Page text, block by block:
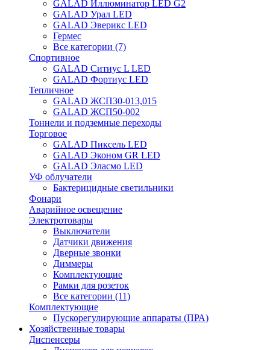
GALAD Иллюминатор LED G2
GALAD Урал LED
GALAD Эверикс LED
Гермес
Все категории (7)
Спортивное
GALAD Ситиус L LED
GALAD Фортиус LED
Тепличное
GALAD ЖСП30-013,015
GALAD ЖСП50-002
Тоннели и подземные переходы
Торговое
GALAD Пиксель LED
GALAD Эконом GR LED
GALAD Эласмо LED
УФ облучатели
Бактерицидные светильники
Фонари
Аварийное освещение
Электротовары
Выключатели
Датчики движения
Дверные звонки
Диммеры
Комплектующие
Рамки для розеток
Все категории (11)
Комплектующие
Пускорегулирующие аппараты (ПРА)
Хозяйственные товары
Диспенсеры